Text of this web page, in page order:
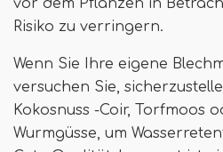
vor dem Pflanzen in
Risiko zu verringern.
Wenn Sie Ihre eigene
versuchen Sie,
Kokosnuss -Coir, Torfmoos
Wurmgüsse, um